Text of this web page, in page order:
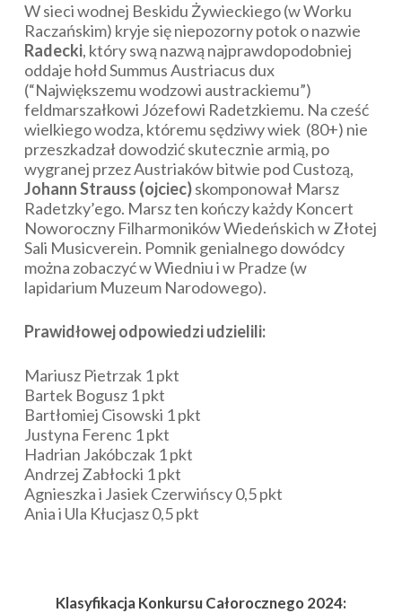
W sieci wodnej Beskidu Żywieckiego (w Worku
Raczańskim) kryje się niepozorny potok o nazwie
Radecki, który swą nazwą najprawdopodobniej
oddaje hołd Summus Austriacus dux
(“Największemu wodzowi austrackiemu”)
feldmarszałkowi Józefowi Radetzkiemu. Na cześć
wielkiego wodza, któremu sędziwy wiek (80+) nie
przeszkadzał dowodzić skutecznie armią, po
wygranej przez Austriaków bitwie pod Custozą,
Johann Strauss (ojciec)skomponował Marsz
Radetzky’ego. Marsz ten kończy każdy Koncert
Noworoczny Filharmoników Wiedeńskich w Złotej
Sali Musicverein. Pomnik genialnego dowódcy
można zobaczyć w Wiedniu i w Pradze (w
lapidarium Muzeum Narodowego).
Prawidłowej odpowiedzi udzielili:
Mariusz Pietrzak 1 pkt
Bartek Bogusz 1 pkt
Bartłomiej Cisowski 1 pkt
Justyna Ferenc 1 pkt
Hadrian Jakóbczak 1 pkt
Andrzej Zabłocki 1 pkt
Agnieszka i Jasiek Czerwińscy 0,5 pkt
Ania i Ula Kłucjasz 0,5 pkt
Klasyfikacja Konkursu Całorocznego 2024: